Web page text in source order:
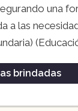
una
a las
brindadas